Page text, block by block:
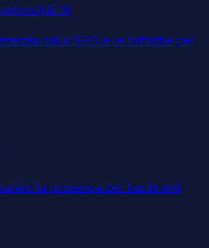
(GEO)
dalla SEO e le tattiche per
la presenza del tuo brand